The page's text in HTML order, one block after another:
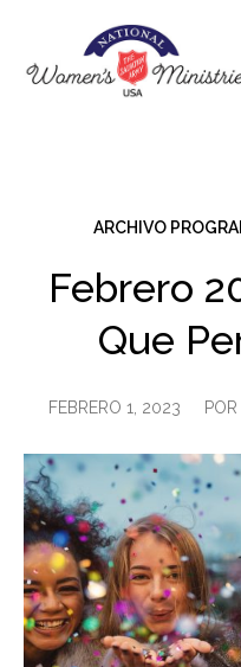
ARCHIVO
Febrero
Que
FEBRERO 1, 2023 POR